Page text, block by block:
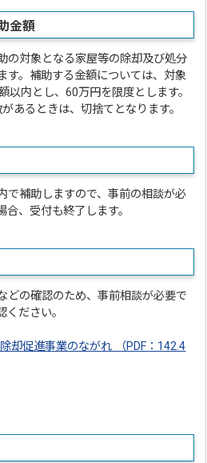
金額
の対象となる家屋等の除却及び処分
す。補助する金額については、対象
以内とし、60万円を限度とします。
あるときは、切捨てとなります。
で補助しますので、事前の相談が必
、受付も終了します。
どの確認のため、事前相談が必要で
ださい。
却促進事業のながれ （PDF：142.4